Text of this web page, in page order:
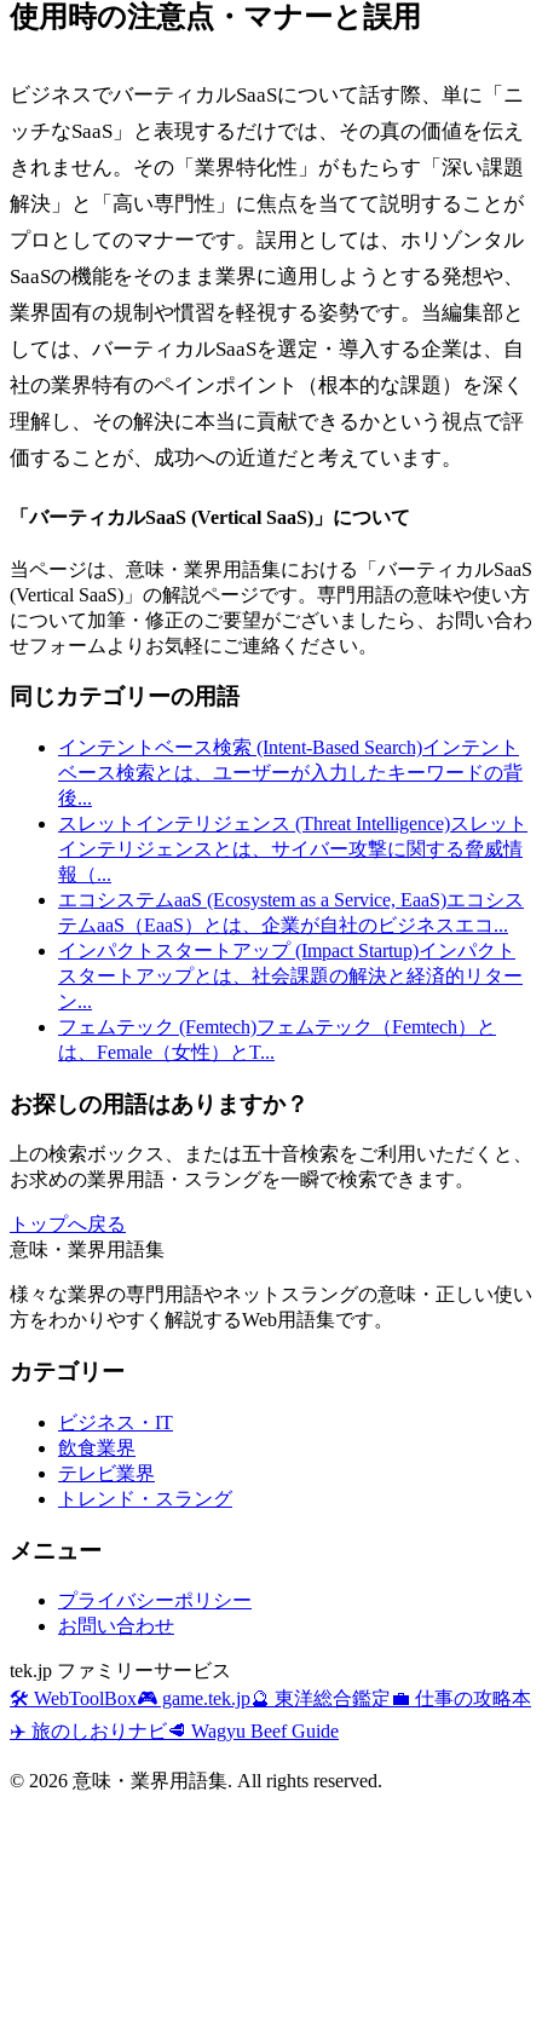
使用時の注意点・マナーと誤用
ビジネスでバーティカルSaaSについて話す際、単に「ニ
ッチなSaaS」と表現するだけでは、その真の価値を伝え
きれません。その「業界特化性」がもたらす「深い課題
解決」と「高い専門性」に焦点を当てて説明することが
プロとしてのマナーです。誤用としては、ホリゾンタル
SaaSの機能をそのまま業界に適用しようとする発想や、
業界固有の規制や慣習を軽視する姿勢です。当編集部と
しては、バーティカルSaaSを選定・導入する企業は、自
社の業界特有のペインポイント（根本的な課題）を深く
理解し、その解決に本当に貢献できるかという視点で評
価することが、成功への近道だと考えています。
「バーティカルSaaS (Vertical SaaS) 」について
当ページは、意味・業界用語集における「 バーティカルSaaS
(Vertical SaaS) 」の解説ページです。専門用語の意味や使い方
について加筆・修正のご要望がございましたら、お問い合わ
せフォームよりお気軽にご連絡ください。
同じカテゴリーの用語
インテントベース検索 (Intent-Based Search)インテント
ベース検索とは、ユーザーが入力したキーワードの背
後...
スレットインテリジェンス (Threat Intelligence)スレット
インテリジェンスとは、サイバー攻撃に関する脅威情
報（...
エコシステムaaS (Ecosystem as a Service, EaaS)エコシス
テムaaS（EaaS）とは、企業が自社のビジネスエコ ...
インパクトスタートアップ (Impact Startup)インパクト
スタートアップとは、社会課題の解決と経済的リター
ン...
フェムテック (Femtech)フェムテック（Femtech）と
は、Female（女性）とT...
お探しの用語はありますか？
上の検索ボックス、または五十音検索をご利用いただくと、
お求めの業界用語・スラングを一瞬で検索できます。
トップへ戻る
意味・業界用語集
様々な業界の専門用語やネットスラングの意味・正しい使い
方をわかりやすく解説するWeb用語集です。
カテゴリー
ビジネス・IT
飲食業界
テレビ業界
トレンド・スラング
メニュー
プライバシーポリシー
お問い合わせ
tek.jp ファミリーサービス
🛠️ WebToolBox🎮 game.tek.jp🔮 東洋総合鑑定💼 仕事の攻略本
✈️ 旅のしおりナビ🥩 Wagyu Beef Guide
© 2026 意味・業界用語集. All rights reserved.